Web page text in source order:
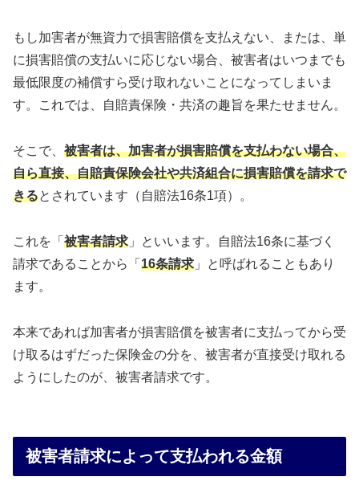
もし加害者が無資力で損害賠償を支払えない、または、単
に損害賠償の支払いに応じない場合、被害者はいつまでも
最低限度の補償すら受け取れないことになってしまいま
す。これでは、自賠責保険・共済の趣旨を果たせません。
そこで、 被害者は、加害者が損害賠償を支払わない場合、
自ら直接、自賠責保険会社や共済組合に損害賠償を請求で
きるとされています（自賠法16条1項）。
これを「 被害者請求 」といいます。自賠法16条に基づく
請求であることから「 16条請求 」と呼ばれることもあり
ます。
本来であれば加害者が損害賠償を被害者に支払ってから受
け取るはずだった保険金の分を、被害者が直接受け取れる
ようにしたのが、被害者請求です。
被害者請求によって支払われる金額